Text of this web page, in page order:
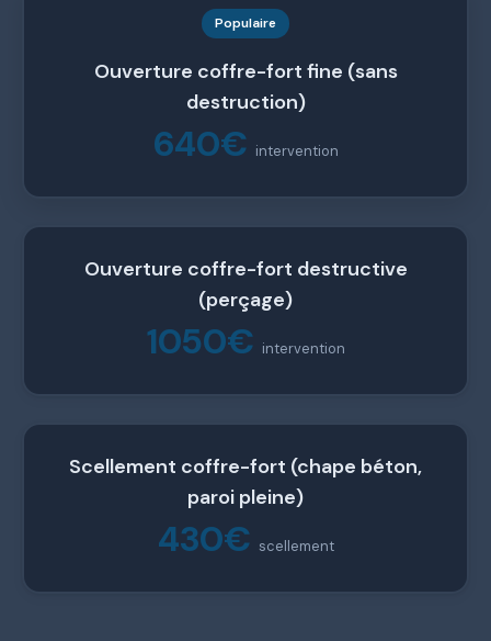
Populaire
Ouverture coffre-fort fine (sans
destruction)
640€ intervention
Ouverture coffre-fort destructive
(perçage)
1050€ intervention
Scellement coffre-fort (chape béton,
paroi pleine)
430€ scellement